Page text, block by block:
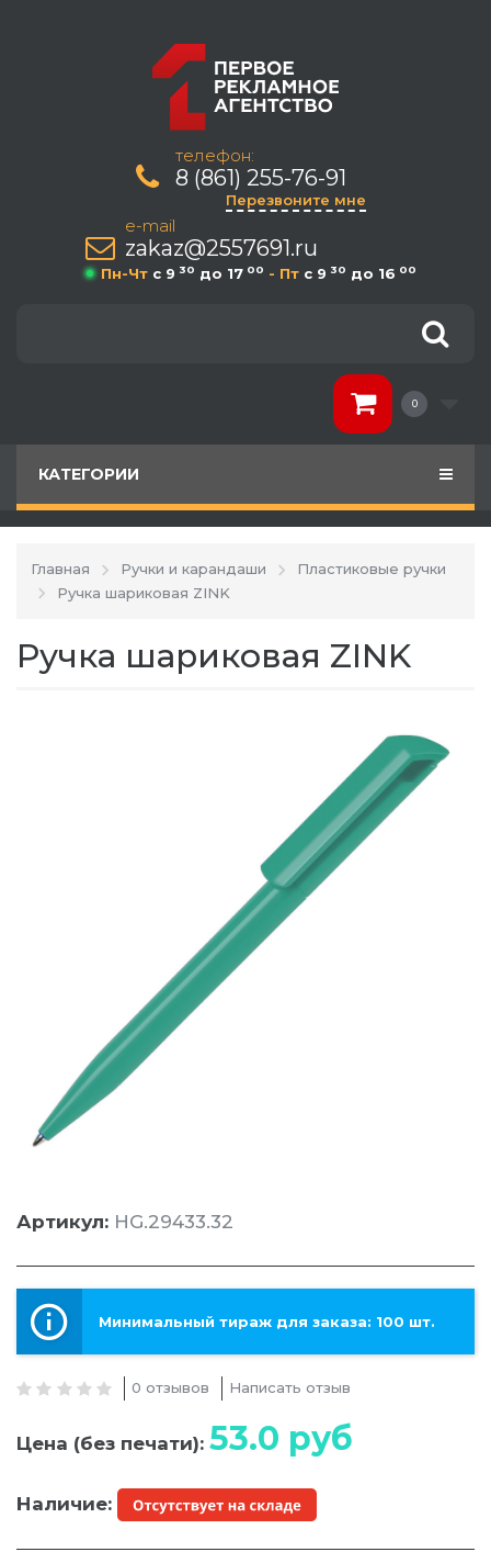
телефон:
8 (861) 255-76-91
Перезвоните мне
e-mail
zakaz@2557691.ru
Пн-Чт c 9 30 до 17 00 - Пт c 9 30 до 16 00
0
КАТЕГОРИИ
Главная Ручки и карандаши
Пластиковые ручки
Ручка шариковая ZINK
Ручка шариковая ZINK
Артикул: HG.29433.32
Минимальный тираж для заказа: 100 шт.
0 отзывов Написать отзыв
Цена (без печати): 53.0 руб
Наличие: